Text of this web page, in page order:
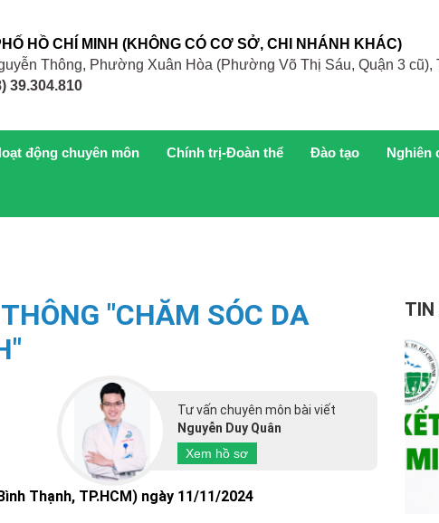
HỒ CHÍ MINH (KHÔNG CÓ CƠ SỞ, CHI NHÁNH KHÁC)
Thông, Phường Xuân Hòa (Phường Võ Thị Sáu, Quận 3 cũ),
39.304.810
động chuyên môn Chính trị-Đoàn thể Đào tạo Nghiên
"CHĂM SÓC DA
Tư vấn chuyên môn bài viết
Nguyễn Duy Quân
Xem hồ sơ
Thạnh, TP.HCM) ngày 11/11/2024
TIN